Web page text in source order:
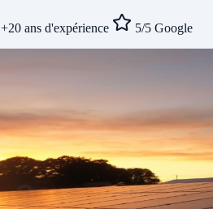
+20 ans d'expérience 5/5 Google